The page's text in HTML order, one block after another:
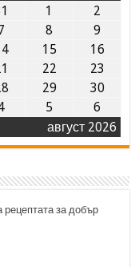
август 2026
1
2
8
9
15
16
22
23
29
30
5 6
рецептата за добър